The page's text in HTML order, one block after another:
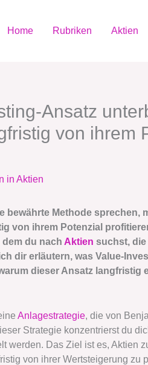
Home Rubriken Aktien
Ansatz
von ihrem
in Aktien
bewährte Methode sprechen,
von ihrem Potenzial
dem du nach Aktien suchst,
dir erläutern, was Value-
dieser Ansatz langfristig
Anlagestrategie, die von
Strategie konzentrierst du
werden. Das Ziel ist es, Aktien
von ihrer Wertsteigerung zu